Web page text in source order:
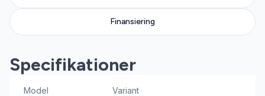
Finansiering
Specifikationer
Model Variant